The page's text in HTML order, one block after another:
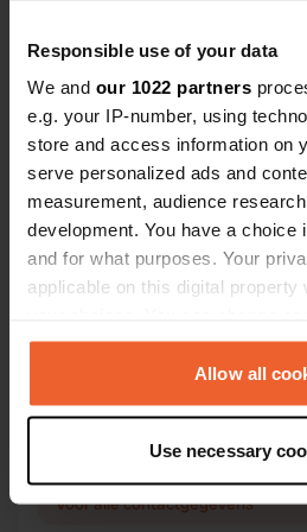
Responsible use of your data
We and our 1022 partners
e.g. your IP-number, using
store and access information on
serve personalized ads and
measurement, audience
development. You have a choice
and for what purposes. Your
applicable on this digital property
any time from the Cookie
the Privacy trigger icon.
Collect information about
which can be accurate to
Identify your device by
Allow all
Use necessary
Contact
Locatie
Viale della Libertà
53022, Buonconvento,
Coördinaten
Sitecode
Upgrade naarPRO+
voor alle contactgegevens